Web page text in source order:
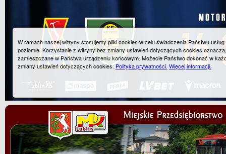
W ramach naszej witryny stosujemy pliki cookies w celu świadczenia Państwu
poziomie. Korzystanie z witryny bez zmiany ustawień dotyczących cookies
zamieszczane w Państwa urządzeniu końcowym. Możecie Państwo dokonać w
zmiany ustawień dotyczących cookies.Polityka prywatności. Więcej informacji.